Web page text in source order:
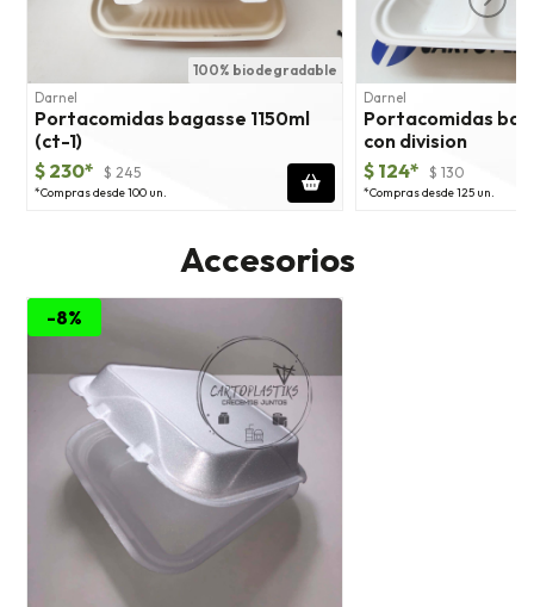
100% biodegradable
Darnel
Portacomidas bagasse 1150ml
(ct-1)
$ 230* $ 245
*Compras desde 100 un.
Darnel
Portacomidas
con division
$ 124* $ 130
*Compras desde 125 un.
Accesorios
-8%